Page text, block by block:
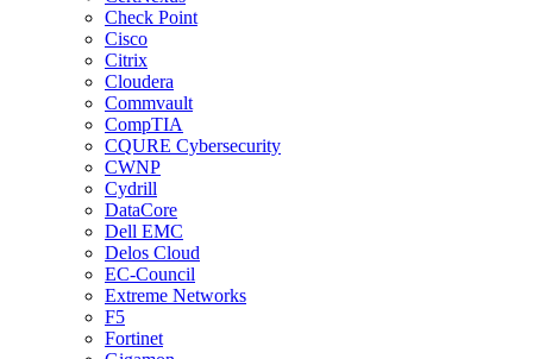
Check Point
Cisco
Citrix
Cloudera
Commvault
CompTIA
CQURE Cybersecurity
CWNP
Cydrill
DataCore
Dell EMC
Delos Cloud
EC-Council
Extreme Networks
F5
Fortinet